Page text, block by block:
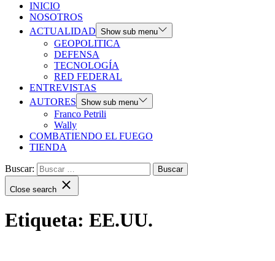
INICIO
NOSOTROS
ACTUALIDAD Show sub menu
GEOPOLITICA
DEFENSA
TECNOLOGÍA
RED FEDERAL
ENTREVISTAS
AUTORES Show sub menu
Franco Petrili
Wally
COMBATIENDO EL FUEGO
TIENDA
Buscar:
Close search
Etiqueta: EE.UU.